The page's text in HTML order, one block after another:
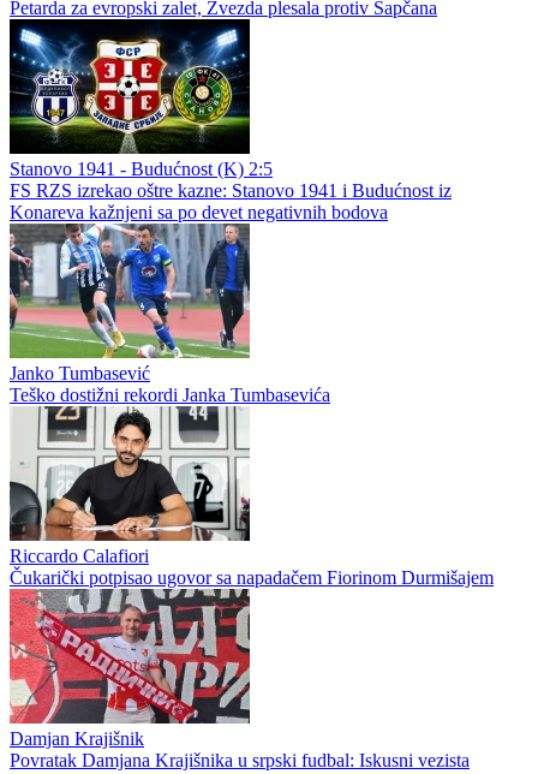
Petarda za evropski zalet, Zvezda plesala protiv Šapčana
Stanovo 1941 - Budućnost (K) 2:5
FS RZS izrekao oštre kazne: Stanovo 1941 i Budućnost iz
Konareva kažnjeni sa po devet negativnih bodova
Janko Tumbasević
Teško dostižni rekordi Janka Tumbasevića
Riccardo Calafiori
Čukarički potpisao ugovor sa napadačem Fiorinom Durmišajem
Damjan Krajišnik
Povratak Damjana Krajišnika u srpski fudbal: Iskusni vezista